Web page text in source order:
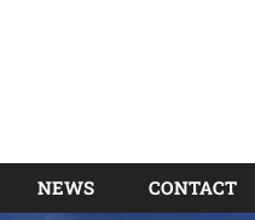
NEWS CONTACT